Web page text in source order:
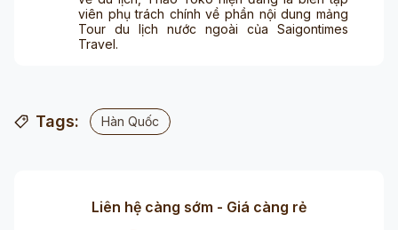
viên phụ trách chính về phần nội dung mảng
Tour du lịch nước ngoài của Saigontimes
Travel.
Tags: Hàn Quốc
Liên hệ càng sớm - Giá càng rẻ